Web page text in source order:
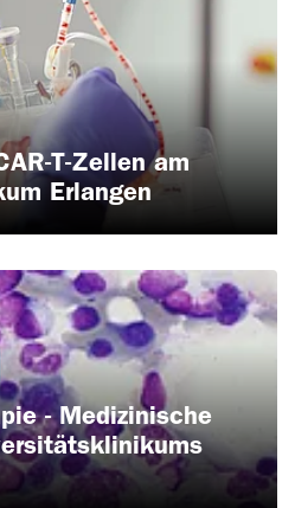
T-Zellen am
Erlangen
- Medizinische